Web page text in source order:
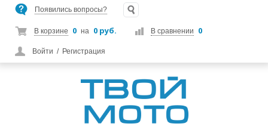
Появились вопросы?
В корзине 0 на 0 руб. В сравнении 0
Войти / Регистрация